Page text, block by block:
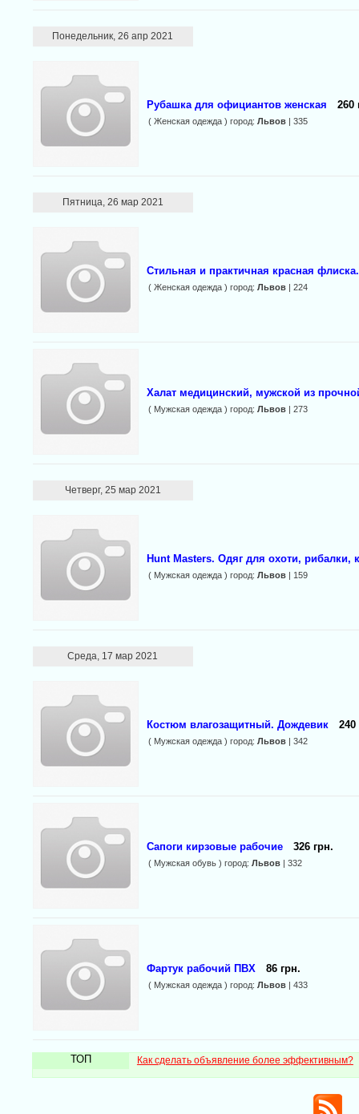
Понедельник, 26 апр 2021
Рубашка для официантов женская 260
( Женская одежда ) город: Львов| 335
Пятница, 26 мар 2021
Стильная и практичная красная
( Женская одежда ) город: Львов| 224
Халат медицинский, мужской из
( Мужская одежда ) город: Львов| 273
Четверг, 25 мар 2021
Hunt Masters. Одяг для охоти, рибалки,
( Мужская одежда ) город: Львов| 159
Среда, 17 мар 2021
Костюм влагозащитный. Дождевик 240
( Мужская одежда ) город: Львов| 342
Сапоги кирзовые рабочие 326 грн.
( Мужская обувь ) город: Львов| 332
Фартук рабочий ПВХ 86 грн.
( Мужская одежда ) город: Львов| 433
ТОП Как сделать объявление более эффективным?